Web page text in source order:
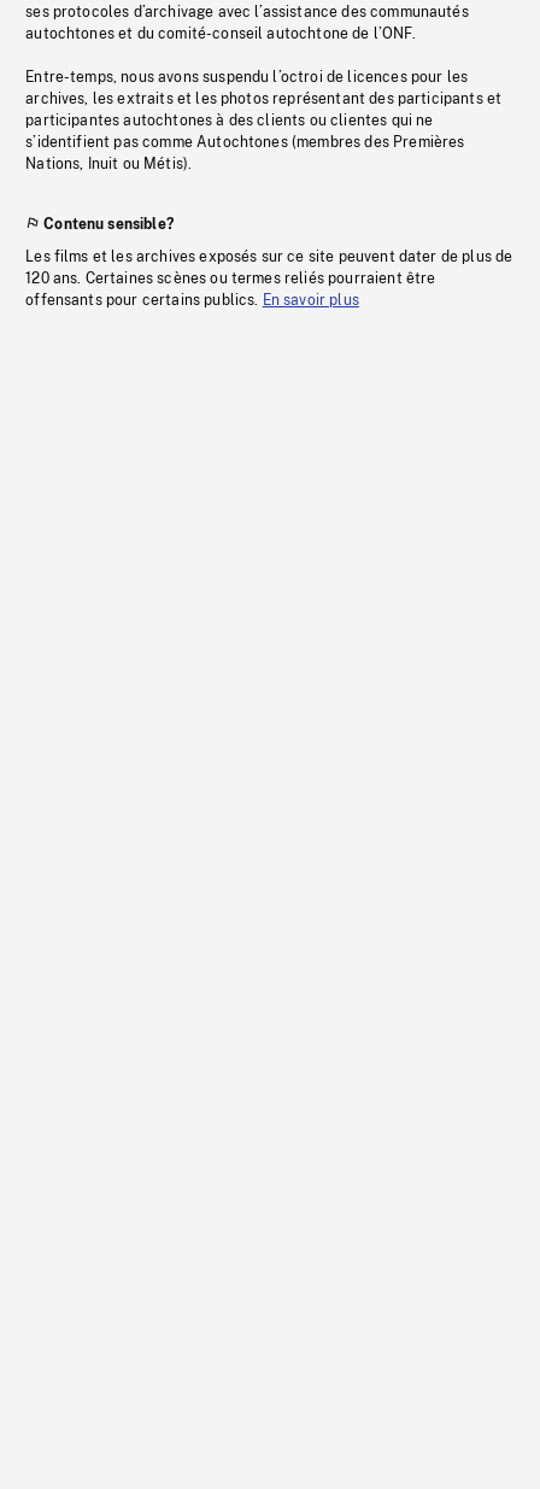
ses protocoles d’archivage avec l’assistance des communautés
autochtones et du comité-conseil autochtone de l’ONF.
Entre-temps, nous avons suspendu l’octroi de licences pour les
archives, les extraits et les photos représentant des participants et
participantes autochtones à des clients ou clientes qui ne
s’identifient pas comme Autochtones (membres des Premières
Nations, Inuit ou Métis).
Contenu sensible?
Les films et les archives exposés sur ce site peuvent dater de plus de
120 ans. Certaines scènes ou termes reliés pourraient être
offensants pour certains publics. En savoir plus